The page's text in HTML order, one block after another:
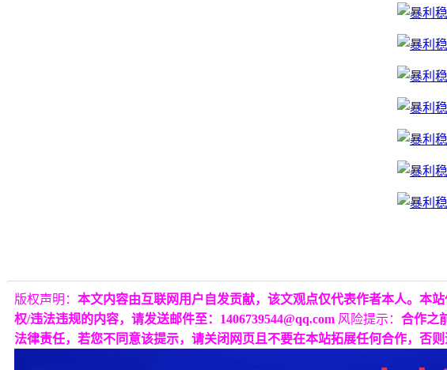
版权声明： 本文内容由互联网用户自发贡献，该文观点仅代表作者本人。本
权/违法违规的内容，请发送邮件至：1406739544@qq.com 风险提示： 合作之
法律责任，若您不同意该提示，请关闭网页且不要在本站拓展任何合作，否则